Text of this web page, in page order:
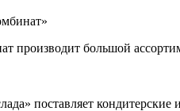
производит большой
поставляет кондитерские